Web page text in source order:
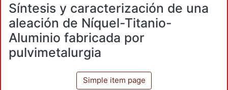
Síntesis y caracterización de una
aleación de Níquel-Titanio-
Aluminio fabricada por
pulvimetalurgia
Simple item page